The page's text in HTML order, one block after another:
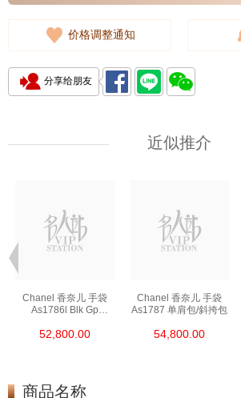
价格调整通知
分享给朋友
近似推介
Chanel 香奈儿 手袋
As1786l Blk Gp
52,800.00
Chanel 香奈儿 手袋
As1787 单肩包/斜挎包
54,800.00
商品名称